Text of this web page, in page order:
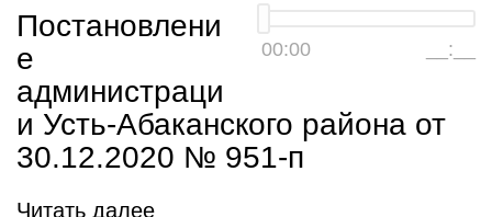
00:00 __:__
Постановлени
е
администраци
и Усть-Абаканского района от
30.12.2020 № 951-п
Читать далее